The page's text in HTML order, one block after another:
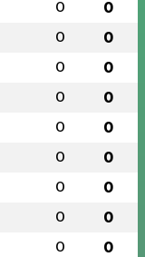
0 0
0 0
0 0
0 0
0 0
0 0
0 0
0 0
0 0